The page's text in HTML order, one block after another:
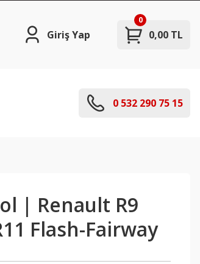
Giriş Yap 0,00 TL
0
0 532 290 75 15
| Renault R9
Flash-Fairway